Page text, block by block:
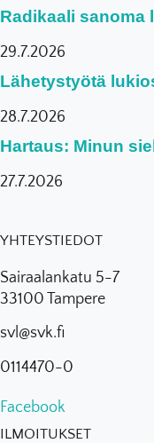
Radikaali sanoma
29.7.2026
Lähetystyötä
28.7.2026
Hartaus: Minun
27.7.2026
YHTEYSTIEDOT
Sairaalankatu 5-7
33100 Tampere
svl@svk.fi
0114470-0
Facebook
ILMOITUKSET